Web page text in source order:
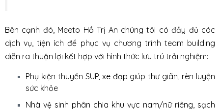
Bên cạnh đó, Meeto Hồ Trị An chúng tôi có đầy đủ các
dịch vụ, tiện ích để phục vụ chương trình team building
diễn ra thuận lợi kết hợp với hình thức lưu trú trải nghiệm:
Phụ kiện thuyền SUP, xe đạp giúp thư giãn, rèn luyện
sức khỏe
Nhà vệ sinh phân chia khu vực nam/nữ riêng, sạch